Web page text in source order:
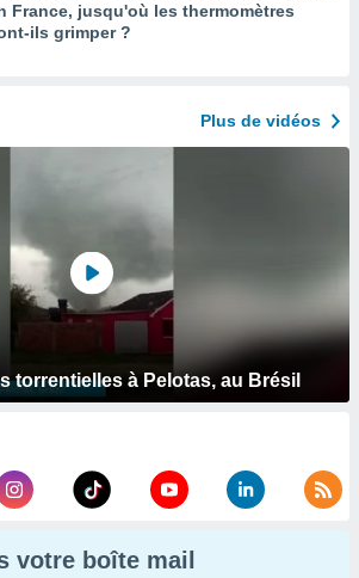
France, jusqu'où les thermomètres
ils grimper ?
Plus de vidéos
torrentielles à Pelotas, au Brésil
votre boîte mail